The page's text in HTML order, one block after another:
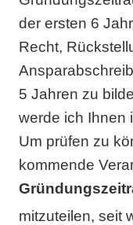
der ersten 6
Recht,
5 Jahren zu
werde ich Ihnen
Um prüfen zu
kommende
mitzuteilen, seit